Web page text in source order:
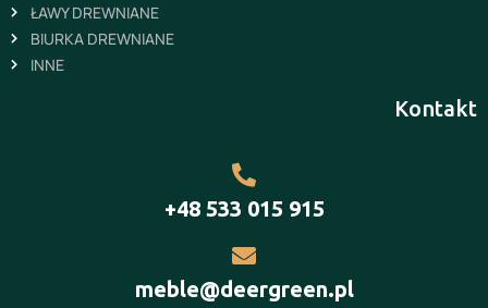
ŁAWY DREWNIANE
BIURKA DREWNIANE
INNE
Kontakt
+48 533 015 915
meble@deergreen.pl